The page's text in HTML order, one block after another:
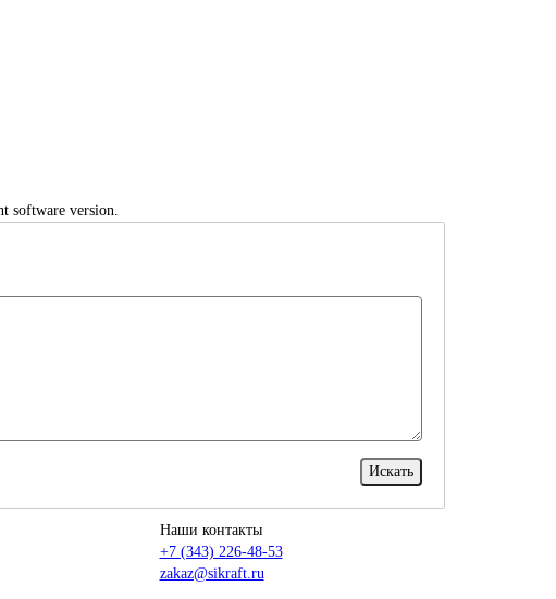
software version.
Наши контакты
+7 (343) 226-48-53
zakaz@sikraft.ru